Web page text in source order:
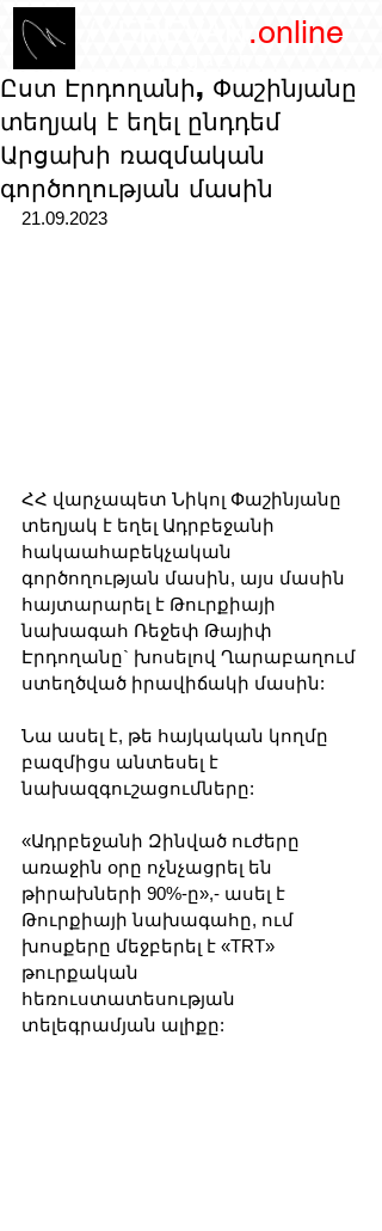
.online
Ըստ Էրդողանի, Փաշինյանը
տեղյակ է եղել ընդդեմ
Արցախի ռազմական
գործողության մասին
21.09.2023
ՀՀ վարչապետ Նիկոլ Փաշինյանը
տեղյակ է եղել Ադրբեջանի
հակաահաբեկչական
գործողության մասին, այս մասին
հայտարարել է Թուրքիայի
նախագահ Ռեջեփ Թայիփ
Էրդողանը` խոսելով Ղարաբաղում
ստեղծված իրավիճակի մասին:
Նա ասել է, թե հայկական կողմը
բազմիցս անտեսել է
նախազգուշացումները:
«Ադրբեջանի Զինված ուժերը
առաջին օրը ոչնչացրել են
թիրախների 90%-ը»,- ասել է
Թուրքիայի նախագահը, ում
խոսքերը մեջբերել է «TRT»
թուրքական
հեռուստատեսության
տելեգրամյան ալիքը: